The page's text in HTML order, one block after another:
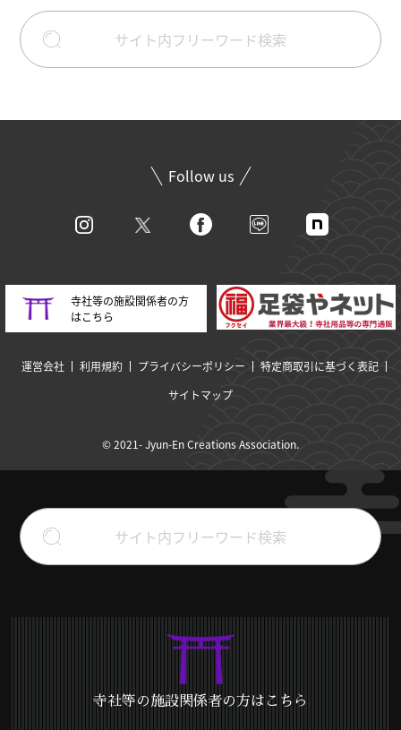
Follow us
寺社等の施設関係者の方
はこちら
運営会社 利用規約 プライバシーポリシー
特定商取引に基づく表記
サイトマップ
© 2021- Jyun-En Creations Association.
寺社等の施設関係者の方はこちら